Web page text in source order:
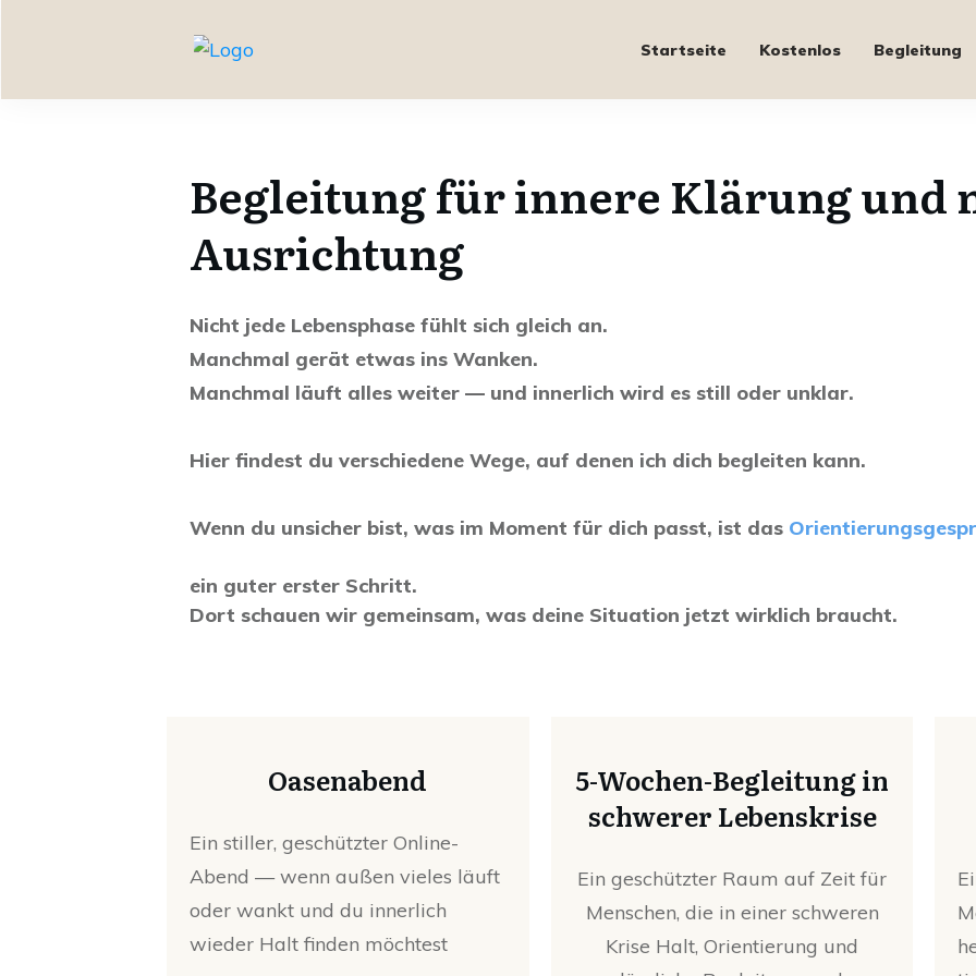
Startseite Kostenlos Begleitung
Begleitung für innere Klärung und
Ausrichtung
Nicht jede Lebensphase fühlt sich gleich an.
Manchmal gerät etwas ins Wanken.
Manchmal läuft alles weiter — und innerlich wird es still oder unklar.
Hier findest du verschiedene Wege, auf denen ich dich begleiten kann.
Wenn du unsicher bist, was im Moment für dich passt, ist das
ein guter erster Schritt.
Dort schauen wir gemeinsam, was deine Situation jetzt wirklich braucht.
Oasenabend
Ein stiller, geschützter Online-
Abend — wenn außen vieles läuft
oder wankt und du innerlich
wieder Halt finden möchtest
5-Wochen-Begleitung in
schwerer Lebenskrise
Ein geschützter Raum auf Zeit für
Menschen, die in einer schweren
Krise Halt, Orientierung und